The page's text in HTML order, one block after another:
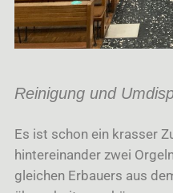
Reinigung und
Es ist schon ein krasser
hintereinander zwei
gleichen Erbauers aus